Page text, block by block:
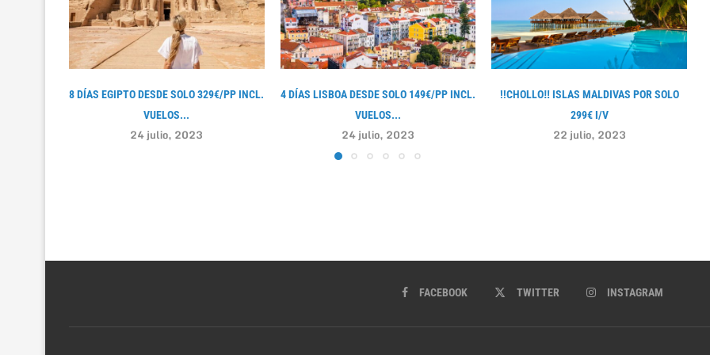
8 DÍAS EGIPTO DESDE SOLO 329€/PP INCL.
VUELOS...
24 julio, 2023
4 DÍAS LISBOA DESDE SOLO 149€/PP INCL.
VUELOS...
24 julio, 2023
!!CHOLLO‼ ISLAS MALDIVAS POR SOLO
299€ I/V
22 julio, 2023
FACEBOOK TWITTER INSTAGRAM